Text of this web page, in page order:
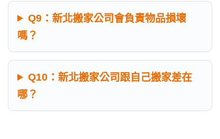
Q9：新北搬家公司會負責物品損壞
嗎？
Q10：新北搬家公司跟自己搬家差在
哪？